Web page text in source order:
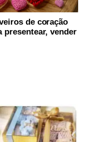
de coração
presentear, vender